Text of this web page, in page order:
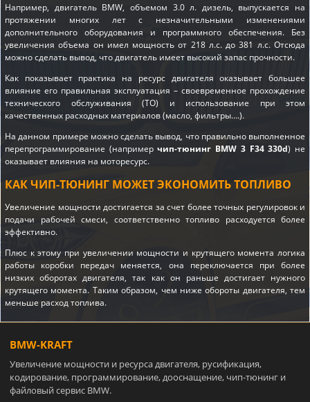
Например, двигатель BMW, объемом 3.0 л. дизель, выпускается на
протяжении многих лет с незначительными изменениями
дополнительного оборудования и программного обеспечения. Без
увеличения объема он имел мощность от 218 л.с. до 381 л.с. Отсюда
можно сделать вывод, что двигатель имеет высокий запас прочности.
Как показывает практика на ресурс двигателя оказывает большее
влияние его правильная эксплуатация – своевременное прохождение
технического обслуживания (ТО) и использование при этом
качественных расходных материалов (масло, фильтры….).
На данном примере можно сделать вывод, что правильно выполненное
перепрограммирование (напримерчип-тюнинг BMW 3 F34 330d) не
оказывает влияния на моторесурс.
КАК ЧИП-ТЮНИНГ МОЖЕТ ЭКОНОМИТЬ ТОПЛИВО
Увеличение мощности достигается за счет более точных регулировок и
подачи рабочей смеси, соответственно топливо расходуется более
эффективно.
Плюс к этому при увеличении мощности и крутящего момента логика
работы коробки передач меняется, она переключается при более
низких оборотах двигателя, так как он раньше достигает нужного
крутящего момента. Таким образом, чем ниже обороты двигателя, тем
меньше расход топлива.
BMW-KRAFT
Увеличение мощности и ресурса двигателя, русификация,
кодирование, программирование, дооснащение, чип-тюнинг и
файловый сервис BMW.